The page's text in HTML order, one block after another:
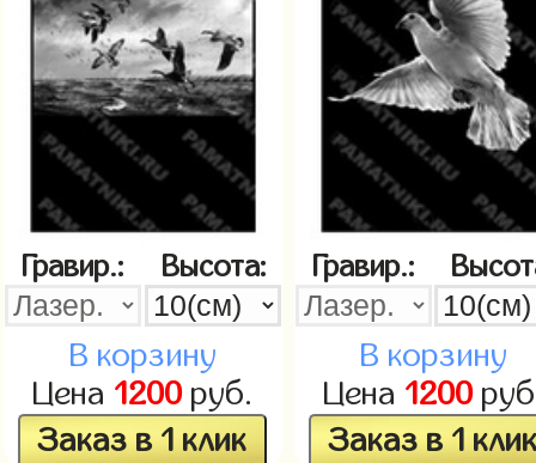
Гравир.: Высота:
В корзину
Цена 1200руб.
Заказ в 1 клик
Гравир.:
В корзину
Цена 1200
Заказ в 1